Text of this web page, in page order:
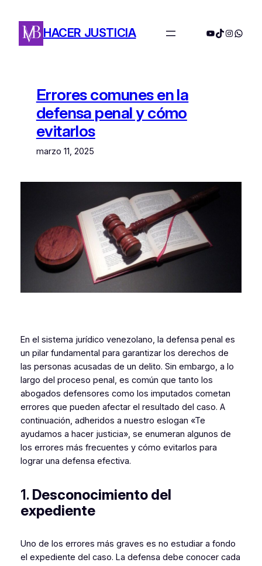
contenidoHACER JUSTICIA YouTube
TikTok
Errores comunes en la
defensa penal y cómo
evitarlos
marzo 11, 2025
En el sistema jurídico venezolano, la defensa penal es
un pilar fundamental para garantizar los derechos de
las personas acusadas de un delito. Sin embargo, a lo
largo del proceso penal, es común que tanto los
abogados defensores como los imputados cometan
errores que pueden afectar el resultado del caso. A
continuación, adheridos a nuestro eslogan «Te
ayudamos a hacer justicia», se enumeran algunos de
los errores más frecuentes y cómo evitarlos para
lograr una defensa efectiva.
1. Desconocimiento del
expediente
Uno de los errores más graves es no estudiar a fondo
el expediente del caso. La defensa debe conocer cada